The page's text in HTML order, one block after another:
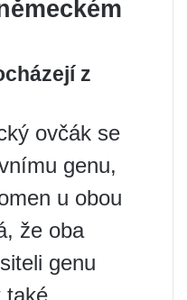
z
ovčák se
genu,
u obou
že oba
genu
také